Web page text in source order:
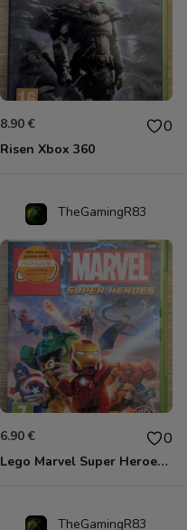
8.90 € 0
Risen Xbox 360
TheGamingR83
6.90 € 0
Lego Marvel Super Heroes Xbox 360
TheGamingR83